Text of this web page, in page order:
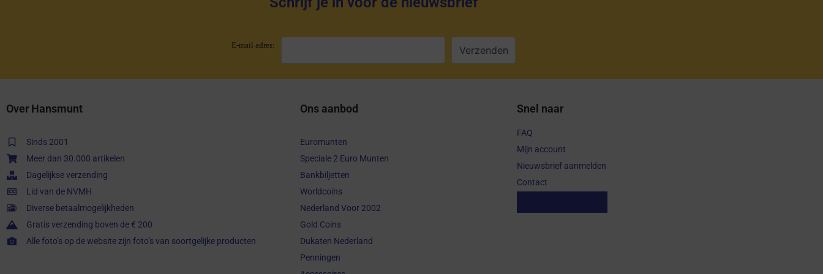
E-mail adres:
Over Hansmunt
Sinds 2001
Meer dan 30.000 artikelen
Dagelijkse verzending
Lid van de NVMH
Diverse betaalmogelijkheden
Gratis verzending boven de € 200
Alle foto’s op de website zijn foto’s van soortgelijke producten
Ons aanbod
Euromunten
Speciale 2 Euro Munten
Bankbiljetten
Worldcoins
Nederland Voor 2002
Gold Coins
Dukaten Nederland
Penningen
Snel naar
FAQ
Mijn account
Nieuwsbrief aanmelden
Contact